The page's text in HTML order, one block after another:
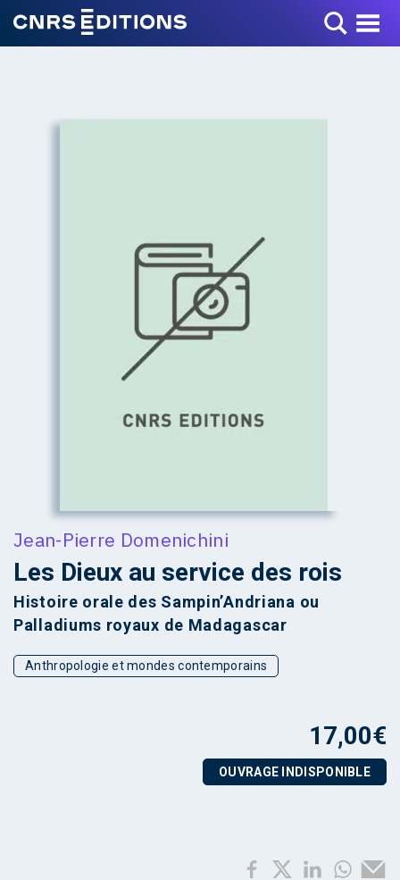
Toggle Menu
Jean-Pierre Domenichini
Les Dieux au service des rois
Histoire orale des Sampin’Andriana ou
Palladiums royaux de Madagascar
Anthropologie et mondes contemporains
17,00€
OUVRAGE INDISPONIBLE